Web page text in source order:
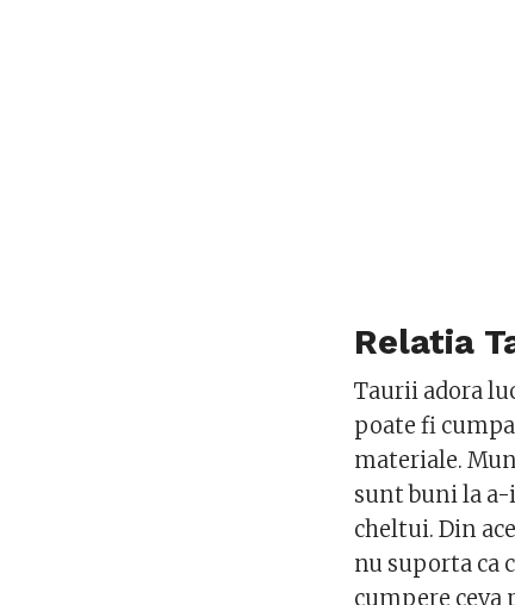
Relatia
Taurii adora
poate fi
materiale.
sunt buni la
cheltui. Din
nu suporta ca
cumpere ceva